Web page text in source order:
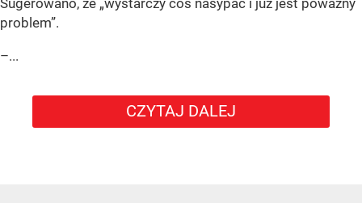
Sugerowano, że „wystarczy coś nasypać i już jest poważny
problem”.
–...
CZYTAJ DALEJ